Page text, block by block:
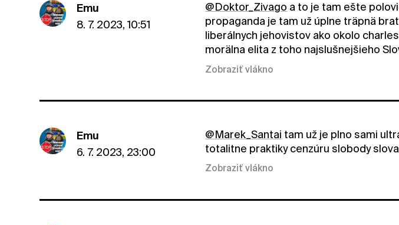
Emu
8. 7. 2023, 10:51
@Doktor_Zivago a to je tam ešte
propaganda je tam už úplne träpnä
liberálnych jehovistov ako okolo
morälna elita z toho najslušnejšieho
Zobraziť vlákno
Emu
6. 7. 2023, 23:00
@Marek_Santai tam už je plno sami
totalitne praktiky cenzúru slobody
Zobraziť vlákno